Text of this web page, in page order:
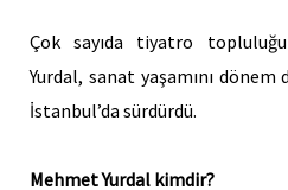
Çok sayıda tiyatro
Yurdal, sanat yaşamını
İstanbul’da sürdürdü.
Mehmet Yurdal kimdir?